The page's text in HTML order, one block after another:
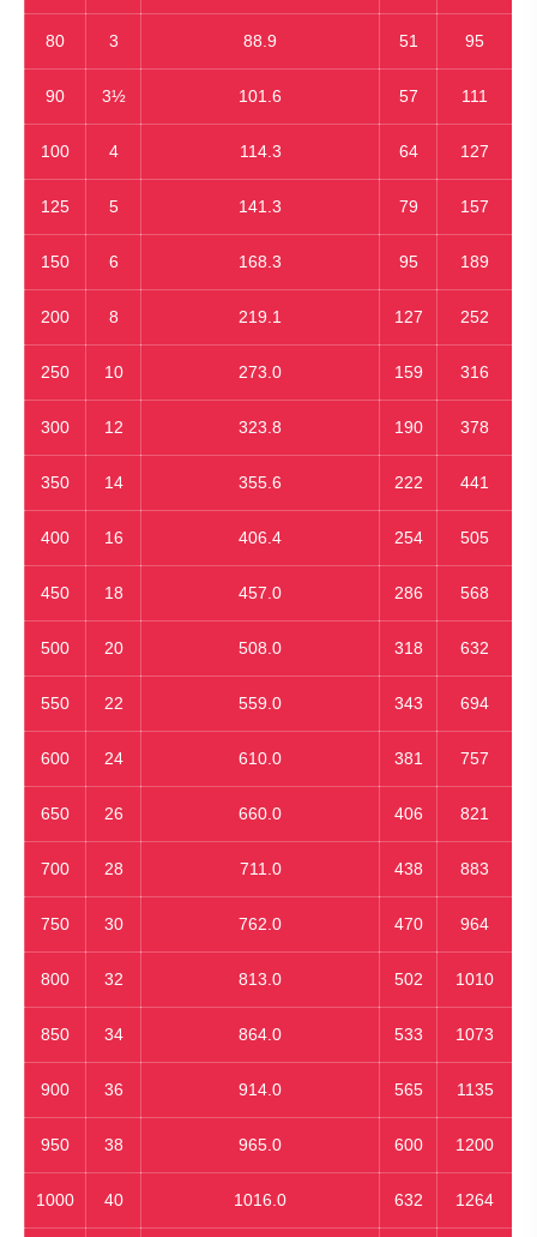
80 3 88.9 51 95
90 3½ 101.6 57 111
100 4 114.3 64 127
125 5 141.3 79 157
150 6 168.3 95 189
200 8 219.1 127 252
250 10 273.0 159 316
300 12 323.8 190 378
350 14 355.6 222 441
400 16 406.4 254 505
450 18 457.0 286 568
500 20 508.0 318 632
550 22 559.0 343 694
600 24 610.0 381 757
650 26 660.0 406 821
700 28 711.0 438 883
750 30 762.0 470 964
800 32 813.0 502 1010
850 34 864.0 533 1073
900 36 914.0 565 1135
950 38 965.0 600 1200
1000 40 1016.0 632 1264